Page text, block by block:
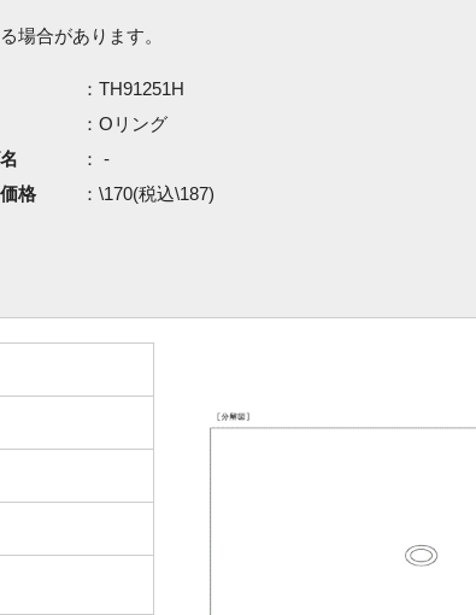
場合があります。
：TH91251H
：Oリング
： -
格
：\170(税込\187)